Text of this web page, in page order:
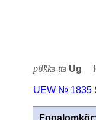
pȣ̈kkɜ-ttɜ Ug '
UEW № 1835
Fogalomkör: